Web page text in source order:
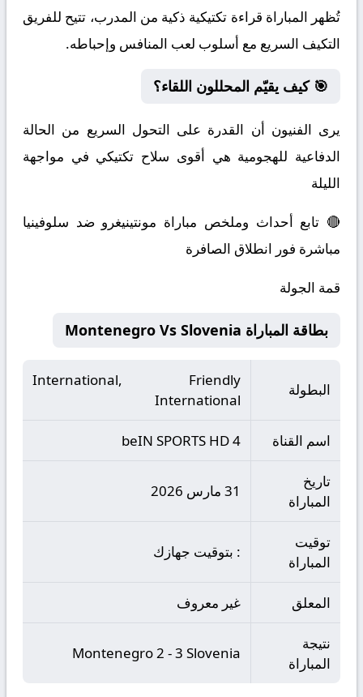
تُظهر المباراة قراءة تكتيكية ذكية من المدرب، تتيح للفريق
التكيف السريع مع أسلوب لعب المنافس وإحباطه.
🎯 كيف يقيّم المحللون اللقاء؟
يرى الفنيون أن القدرة على التحول السريع من الحالة
الدفاعية للهجومية هي أقوى سلاح تكتيكي في مواجهة
الليلة
🔴 تابع أحداث وملخص مباراة مونتينيغرو ضد سلوفينيا
مباشرة فور انطلاق الصافرة
قمة الجولة
بطاقة المباراة Montenegro Vs Slovenia
البطولة
International, Friendly
International
اسم القناة beIN SPORTS HD 4
تاريخ
المباراة
31 مارس 2026
توقيت
المباراة
: بتوقيت جهازك
المعلق غير معروف
نتيجة
المباراة
Montenegro 2 - 3 Slovenia